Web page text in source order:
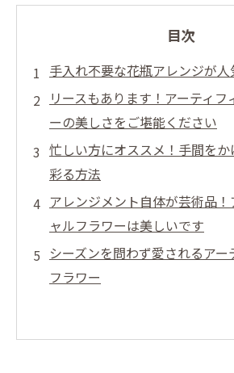
目次
手入れ不要な花瓶アレンジが人
リースもあります！アーティフ
ーの美しさをご堪能ください
忙しい方にオススメ！手間を
彩る方法
アレンジメント自体が芸術品
ャルフラワーは美しいです
シーズンを問わず愛されるアー
フラワー